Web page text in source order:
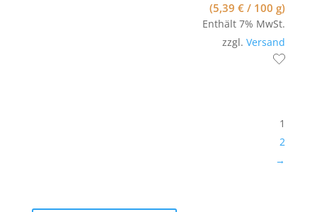
(5,39€ / 100 g)
Enthält 7% MwSt.
zzgl.Versand
1
2
→